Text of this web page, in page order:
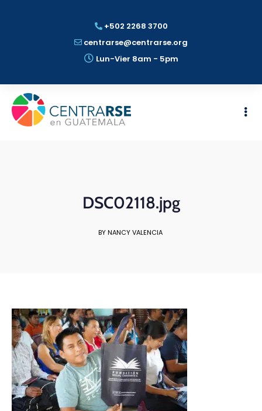
+502 2268 3700
centrarse@centrarse.org
Lun-Vier 8am - 5pm
DSC02118.jpg
BY NANCY VALENCIA